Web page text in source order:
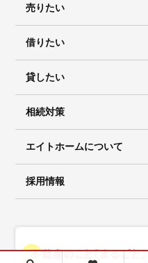
売りたい
借りたい
貸したい
相続対策
エイトホームについて
採用情報